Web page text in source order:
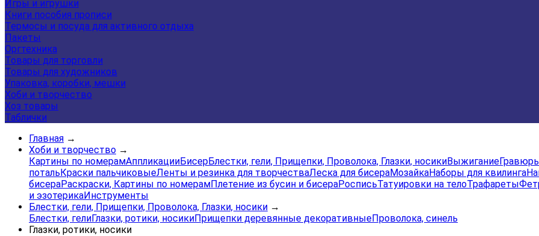
Игры и игрушки
Книги пособия прописи
Термосы и посуда для активного отдыха
Пакеты
Оргтехника
Товары для торговли
Товары для художников
Упаковка, коробки, мешки
Хоби и творчество
Хоз товары
Таблички
Главная →
Хоби и творчество →
Картины по номерамАппликацииБисерБлестки, гели, Прищепки, Проволока, Глазки, носикиВыжигание
потальКраски пальчиковыеЛенты и резинка для творчестваЛеска для бисераМозайкаНаборы для квилинга
бисераРаскраски, Картины по номерамПлетение из бусин и бисераРосписьТатуировки на телоТрафареты
и эзотерикаИнструменты
Блестки, гели, Прищепки, Проволока, Глазки, носики →
Блестки, гелиГлазки, ротики, носикиПрищепки деревянные декоративныеПроволока, синель
Глазки, ротики, носики